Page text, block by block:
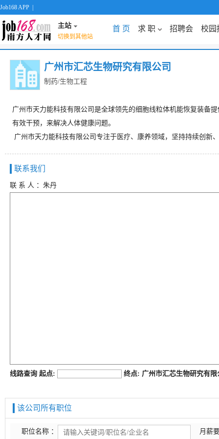
Job168 APP
主站
切换到其他站
首 页 求 职 招聘会 校园
广州市汇芯生物研究有限公司
制药/生物工程
广州市天力能科技有限公司是全球领先的细胞线粒体机能恢复装备
有效干预，来解决人体健康问题。
广州市天力能科技有限公司专注于医疗、康养领域，坚持持续创新
联系我们
联 系 人 ：朱丹
线路查询 起点: 终点: 广州市汇芯生物研究有
该公司所有职位
职位名称 ： 月薪